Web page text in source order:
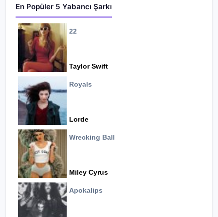
En Popüler 5 Yabancı Şarkı
22
Taylor Swift
Royals
Lorde
Wrecking Ball
Miley Cyrus
Apokalips